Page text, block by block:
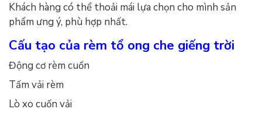
Khách hàng có thể thoải mái lựa chọn cho mình sản
phẩm ưng ý, phù hợp nhất.
Cấu tạo của rèm tổ ong che giếng trời
Động cơ rèm cuốn
Tấm vải rèm
Lò xo cuốn vải